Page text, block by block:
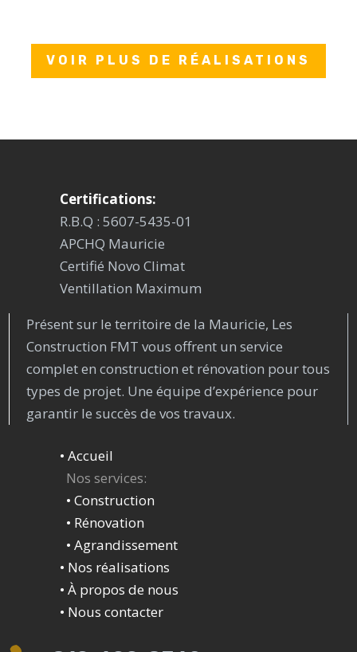
VOIR PLUS DE RÉALISATIONS
Certifications:
R.B.Q : 5607-5435-01
APCHQ Mauricie
Certifié Novo Climat
Ventillation Maximum
Présent sur le territoire de la Mauricie, Les
Construction FMT vous offrent un service
complet en construction et rénovation pour tous
types de projet. Une équipe d’expérience pour
garantir le succès de vos travaux.
• Accueil
Nos services:
•Construction
• Rénovation
•Agrandissement
• Nos réalisations
•À propos de nous
• Nous contacter